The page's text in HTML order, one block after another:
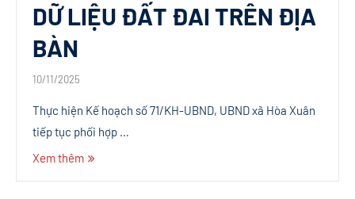
DỮ LIỆU ĐẤT ĐAI TRÊN ĐỊA
BÀN
10/11/2025
Thực hiện Kế hoạch số 71/KH-UBND, UBND xã Hòa Xuân
tiếp tục phối hợp …
Xem thêm